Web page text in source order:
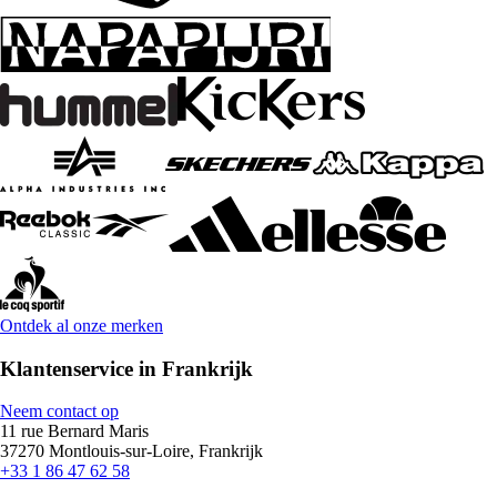
Ontdek al onze merken
Klantenservice in Frankrijk
Neem contact op
11 rue Bernard Maris
37270 Montlouis-sur-Loire, Frankrijk
+33 1 86 47 62 58